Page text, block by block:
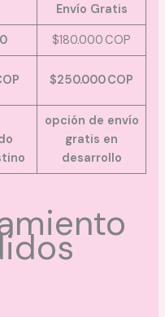
Envío Gratis
$180.000 COP
$250.000 COP
opción de envío
gratis en
desarrollo